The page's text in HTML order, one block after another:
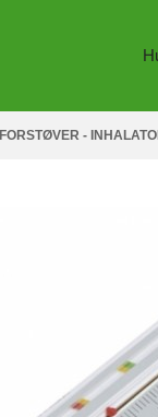
FORSTØVER -